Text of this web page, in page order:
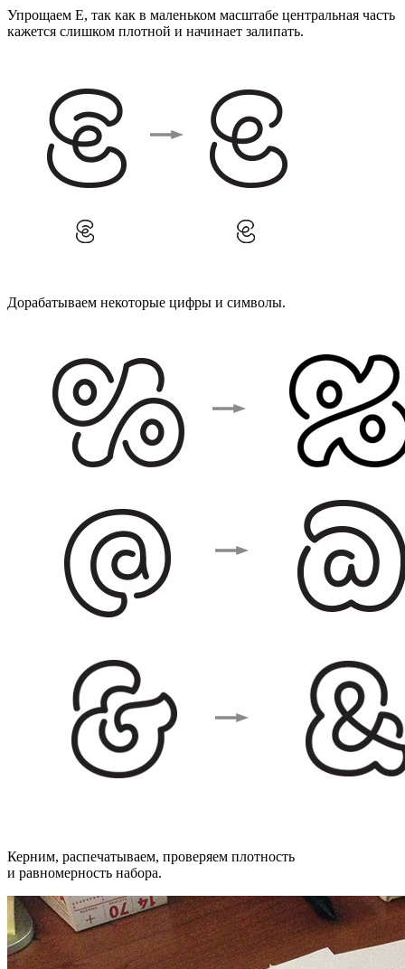
Упрощаем Е, так как в маленьком масштабе центральная часть
кажется слишком плотной и начинает залипать.
Дорабатываем некоторые цифры и символы.
Керним, распечатываем, проверяем плотность
и равномерность набора.